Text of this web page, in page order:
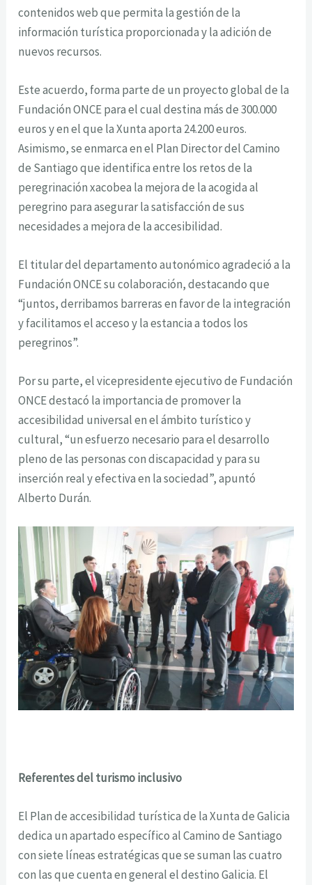
contenidos web que permita la gestión de la
información turística proporcionada y la adición de
nuevos recursos.
Este acuerdo, forma parte de un proyecto global de la
Fundación ONCE para el cual destina más de 300.000
euros y en el que la Xunta aporta 24.200 euros.
Asimismo, se enmarca en el Plan Director del Camino
de Santiago que identifica entre los retos de la
peregrinación xacobea la mejora de la acogida al
peregrino para asegurar la satisfacción de sus
necesidades a mejora de la accesibilidad.
El titular del departamento autonómico agradeció a la
Fundación ONCE su colaboración, destacando que
“juntos, derribamos barreras en favor de la integración
y facilitamos el acceso y la estancia a todos los
peregrinos”.
Por su parte, el vicepresidente ejecutivo de Fundación
ONCE destacó la importancia de promover la
accesibilidad universal en el ámbito turístico y
cultural, “un esfuerzo necesario para el desarrollo
pleno de las personas con discapacidad y para su
inserción real y efectiva en la sociedad”, apuntó
Alberto Durán.
Referentes del turismo inclusivo
El Plan de accesibilidad turística de la Xunta de Galicia
dedica un apartado específico al Camino de Santiago
con siete líneas estratégicas que se suman las cuatro
con las que cuenta en general el destino Galicia. El